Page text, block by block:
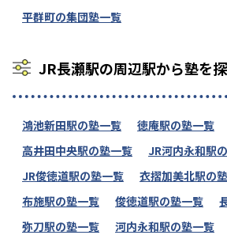
平群町の集団塾一覧
JR長瀬駅の周辺駅から塾を
鴻池新田駅の塾一覧
徳庵駅の塾一覧
高井田中央駅の塾一覧
JR河内永和駅
JR俊徳道駅の塾一覧
衣摺加美北駅の
布施駅の塾一覧
俊徳道駅の塾一覧
弥刀駅の塾一覧
河内永和駅の塾一覧